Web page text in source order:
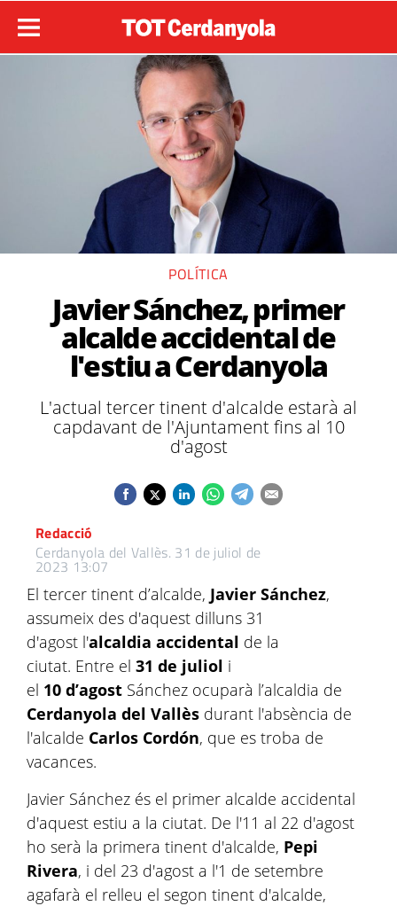
POLÍTICA
Javier Sánchez, primer
alcalde accidental de
l'estiu a Cerdanyola
L'actual tercer tinent d'alcalde estarà al
capdavant de l'Ajuntament fins al 10
d'agost
Redacció
Cerdanyola del Vallès. 31 de juliol de
2023 13:07
El tercer tinent d’alcalde, Javier Sánchez,
assumeix des d'aquest dilluns 31
d'agost l'alcaldia accidental de la
ciutat. Entre el 31 de juliol i
el 10 d’agost Sánchez ocuparà l’alcaldia de
Cerdanyola del Vallès durant l'absència de
l'alcalde Carlos Cordón, que es troba de
vacances.
Javier Sánchez és el primer alcalde accidental
d'aquest estiu a la ciutat. De l'11 al 22 d'agost
ho serà la primera tinent d'alcalde, Pepi
Rivera, i del 23 d'agost a l'1 de setembre
agafarà el relleu el segon tinent d'alcalde,